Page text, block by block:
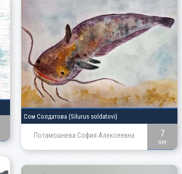
Сом Солдатова (Silurus soldatovi)
Потамошнева София Алексеевна 7
лет